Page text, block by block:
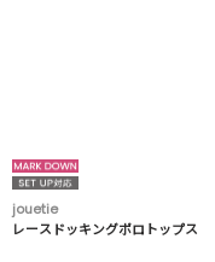
jouetie
レースドッキングポロトップス